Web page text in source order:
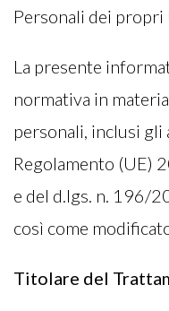
Personali dei
La presente
normativa in
personali, inclusi gli
Regolamento (UE)
e del d.lgs. n. 196/
così come
Titolare del